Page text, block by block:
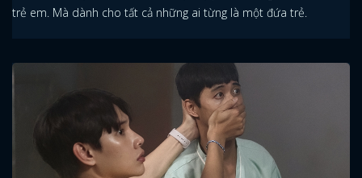
trẻ em. Mà dành cho tất cả những ai từng là một đứa trẻ.